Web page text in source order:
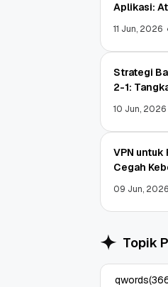
Terakreditasi ICANN,
3
Aplikasi:
11 Jun, 2026
Strategi
2-1:
10 Jun, 2026
VPN untuk
Cegah
09 Jun, 2026
Topik
qwords